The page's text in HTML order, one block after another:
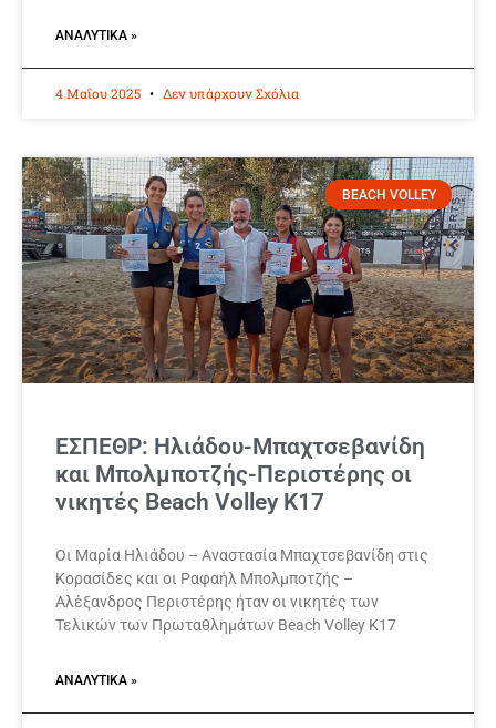
ΑΝΑΛΥΤΙΚΆ »
4 Μαΐου 2025 Δεν υπάρχουν Σχόλια
BEACH VOLLEY
ΕΣΠΕΘΡ: Ηλιάδου-Μπαχτσεβανίδη
και Μπολμποτζής-Περιστέρης οι
νικητές Beach Volley Κ17
Οι Μαρία Ηλιάδου – Αναστασία Μπαχτσεβανίδη στις
Κορασίδες και οι Ραφαήλ Μπολμποτζής –
Αλέξανδρος Περιστέρης ήταν οι νικητές των
Τελικών των Πρωταθλημάτων Beach Volley Κ17
ΑΝΑΛΥΤΙΚΆ »